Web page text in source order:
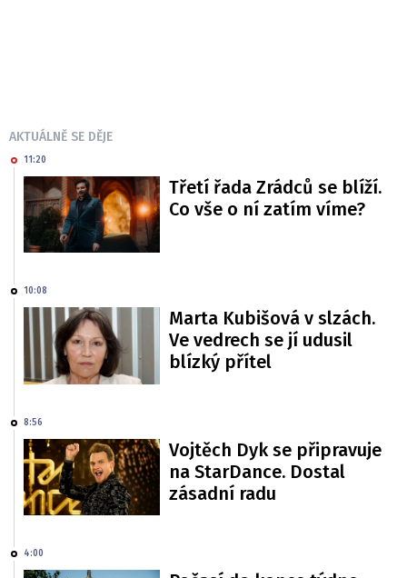
AKTUÁLNĚ SE DĚJE
11:20
Třetí řada Zrádců se blíží.
Co vše o ní zatím víme?
10:08
Marta Kubišová v slzách.
Ve vedrech se jí udusil
blízký přítel
8:56
Vojtěch Dyk se připravuje
na StarDance. Dostal
zásadní radu
4:00